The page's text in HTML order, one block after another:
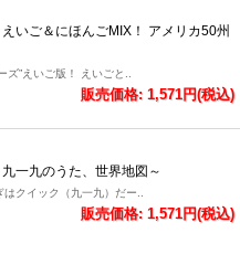
いご＆にほんごMIX！ アメリカ50州
ズ”えいご版！ えいごと..
販売価格: 1,571円(税込)
一九のうた、世界地図～
クイック（九一九）だー..
販売価格: 1,571円(税込)